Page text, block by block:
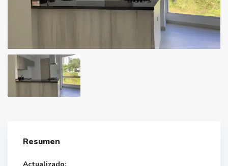
Resumen
Actualizado: